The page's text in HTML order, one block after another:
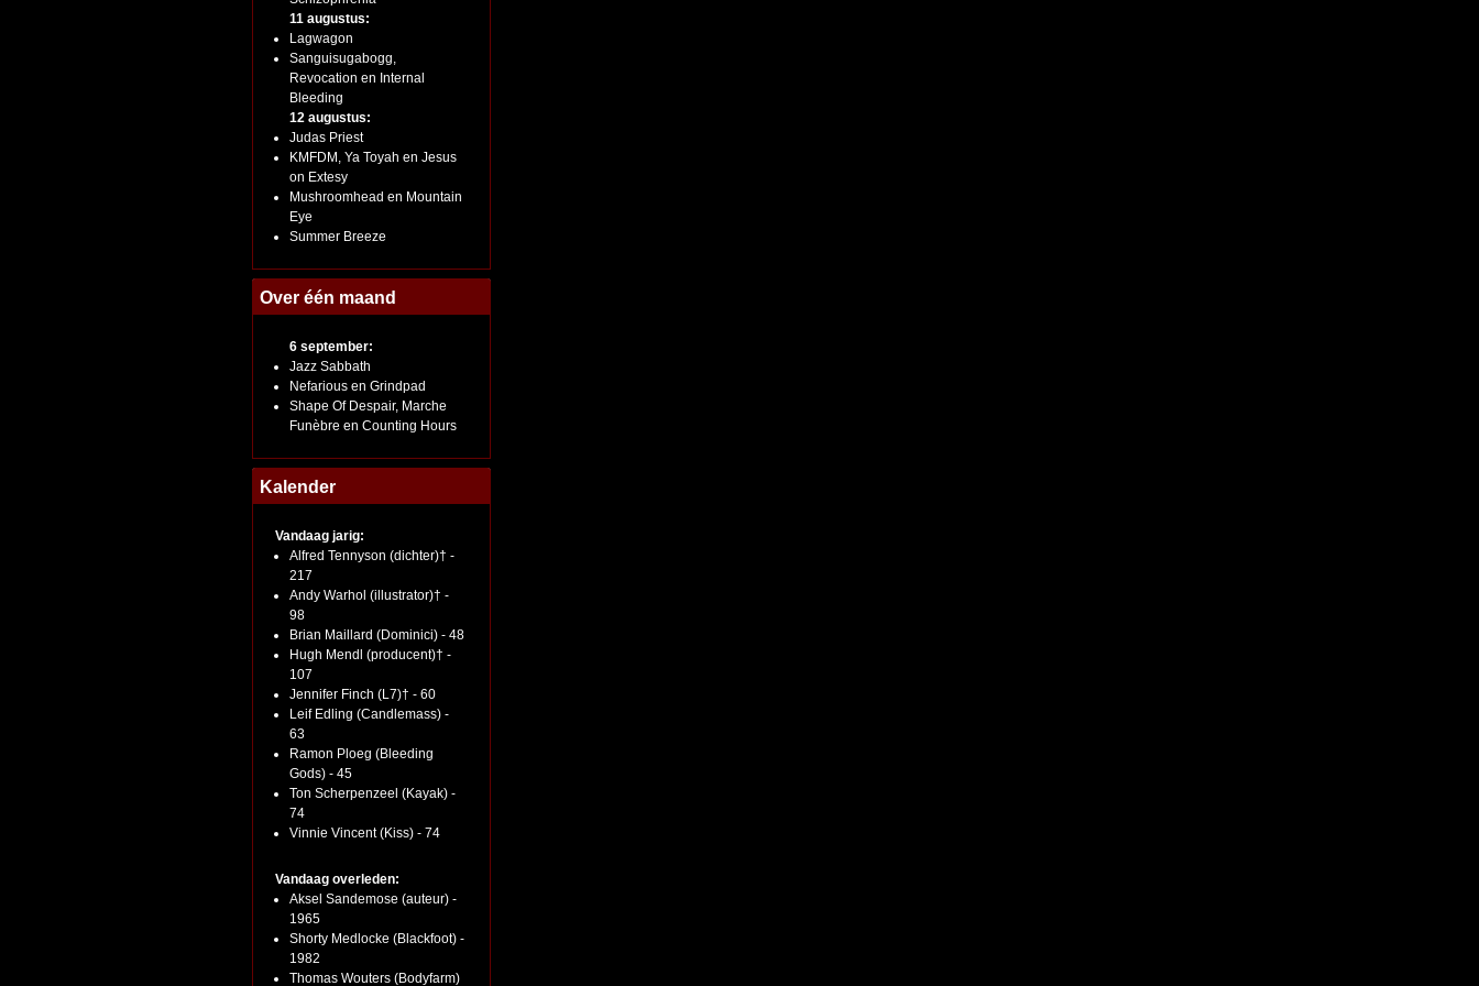
11 augustus:
Lagwagon
Sanguisugabogg,
Revocation en Internal
Bleeding
12 augustus:
Judas Priest
KMFDM, Ya Toyah en Jesus
on Extesy
Mushroomhead en Mountain
Eye
Summer Breeze
Over één maand
6 september:
Jazz Sabbath
Nefarious en Grindpad
Shape Of Despair, Marche
Funèbre en Counting Hours
Kalender
Vandaag jarig:
Alfred Tennyson (dichter)† -
217
Andy Warhol (illustrator)† -
98
Brian Maillard (Dominici) - 48
Hugh Mendl (producent)† -
107
Jennifer Finch (L7)† - 60
Leif Edling (Candlemass) -
63
Ramon Ploeg (Bleeding
Gods) - 45
Ton Scherpenzeel (Kayak) -
74
Vinnie Vincent (Kiss) - 74
Vandaag overleden:
Aksel Sandemose (auteur) -
1965
Shorty Medlocke (Blackfoot) -
1982
Thomas Wouters (Bodyfarm)